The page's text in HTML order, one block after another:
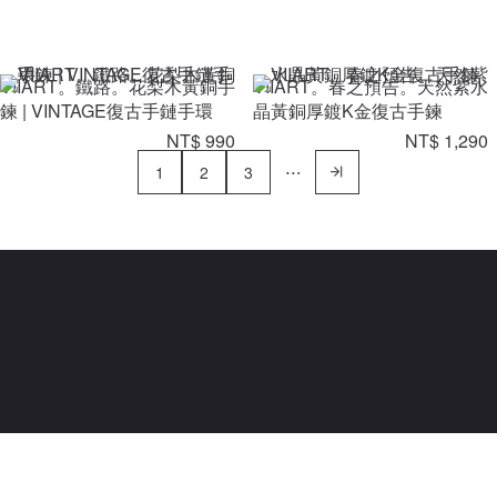
VIIART。鐵路。花梨木黃銅手
鍊 | VINTAGE復古手鏈手環
NT$ 990
VIIART。春之預告。天然紫水
晶黃銅厚鍍K金復古手鍊
NT$ 1,290
1 2 3